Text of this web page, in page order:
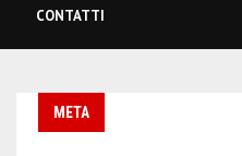
CONTATTI
META